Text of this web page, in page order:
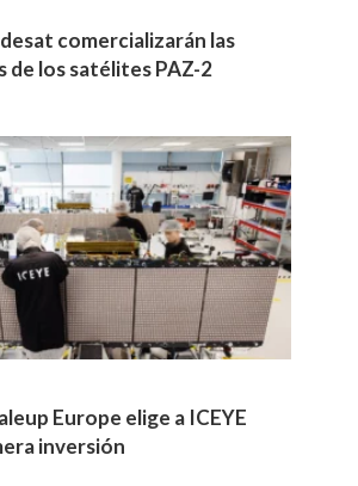
comercializarán las
de los satélites PAZ-2
Europe elige a ICEYE
inversión